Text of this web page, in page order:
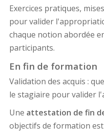
Exercices pratiques,
pour valider
chaque notion abordée
participants.
En fin de formation
Validation des acquis :
le stagiaire pour valider
Une attestation de fin
objectifs de formation